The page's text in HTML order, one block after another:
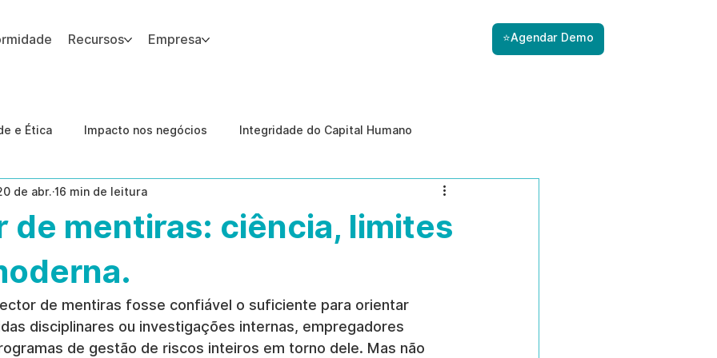
Recursos Empresa ⭐Agendar Demo
e Ética Impacto nos negócios Integridade do Capital Humano
Estudos de caso Gestão de Riscos com IA
Internas
de mentiras: ciência, limites
de abr. 16 min de leitura
de mentiras fosse confiável o suficiente para orientar
disciplinares ou investigações internas, empregadores
de gestão de riscos inteiros em torno dele. Mas não